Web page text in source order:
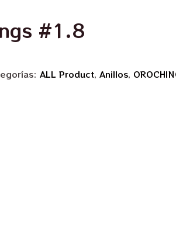
#1.8
ALL Product, Anillos,